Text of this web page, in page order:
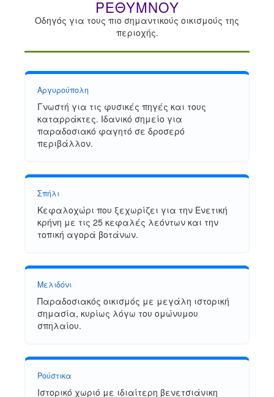
📞 Επικοινωνία
© 2026 Explorer Rethymno - Οδηγός για το Ρέθυμνο |explorer
ΡΕΘΎΜΝΟΥ
Οδηγός για τους πιο σημαντικούς οικισμούς της
περιοχής.
Αργυρούπολη
Γνωστή για τις φυσικές πηγές και τους
καταρράκτες. Ιδανικό σημείο για
παραδοσιακό φαγητό σε δροσερό
περιβάλλον.
Σπήλι
Κεφαλοχώρι που ξεχωρίζει για την Ενετική
κρήνη με τις 25 κεφαλές λεόντων και την
τοπική αγορά βοτάνων.
Μελιδόνι
Παραδοσιακός οικισμός με μεγάλη ιστορική
σημασία, κυρίως λόγω του ομώνυμου
σπηλαίου.
Ρούστικα
Ιστορικό χωριό με ιδιαίτερη βενετσιάνικη